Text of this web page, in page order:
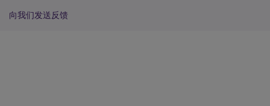
向我们发送反馈